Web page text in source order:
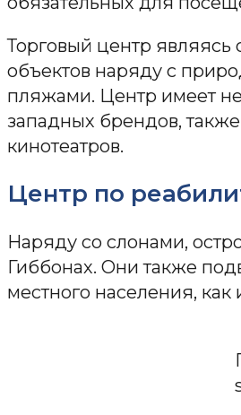
Торговый центр
объектов наряду с
пляжами. Центр имеет
западных брендов,
кинотеатров.
Центр по
Наряду со слонами,
Гиббонах. Они также
местного населения, как